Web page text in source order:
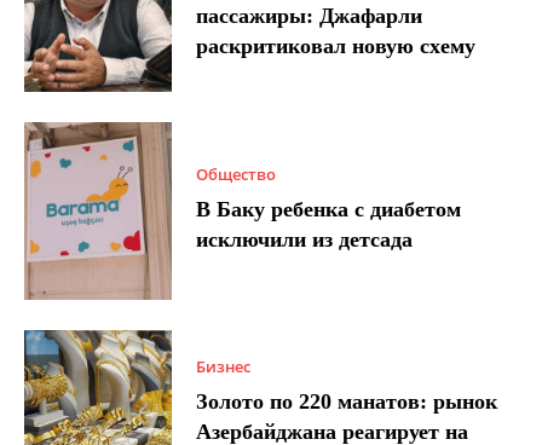
пассажиры: Джафарли
раскритиковал новую схему
Общество
В Баку ребенка с диабетом
исключили из детсада
Бизнес
Золото по 220 манатов: рынок
Азербайджана реагирует на